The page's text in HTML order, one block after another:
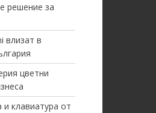
решение за
влизат в
цветни
клавиатура от